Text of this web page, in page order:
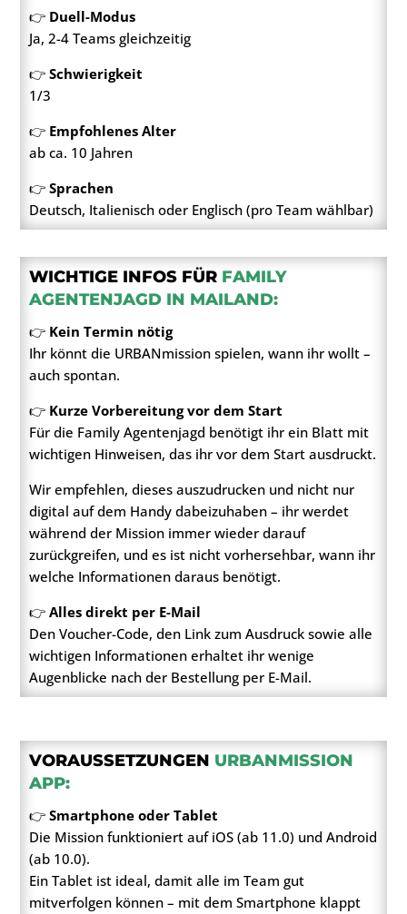
👉 Duell-Modus
Ja, 2-4 Teams gleichzeitig
👉 Schwierigkeit
1/3
👉 Empfohlenes Alter
ab ca. 10 Jahren
👉 Sprachen
Deutsch, Italienisch oder Englisch (pro Team wählbar)
WICHTIGE INFOS FÜR FAMILY
AGENTENJAGD IN MAILAND:
👉 Kein Termin nötig
Ihr könnt die URBANmission spielen, wann ihr wollt –
auch spontan.
👉 Kurze Vorbereitung vor dem Start
Für die Family Agentenjagd benötigt ihr ein Blatt mit
wichtigen Hinweisen, das ihr vor dem Start ausdruckt.
Wir empfehlen, dieses auszudrucken und nicht nur
digital auf dem Handy dabeizuhaben – ihr werdet
während der Mission immer wieder darauf
zurückgreifen, und es ist nicht vorhersehbar, wann ihr
welche Informationen daraus benötigt.
👉 Alles direkt per E-Mail
Den Voucher-Code, den Link zum Ausdruck sowie alle
wichtigen Informationen erhaltet ihr wenige
Augenblicke nach der Bestellung per E-Mail.
VORAUSSETZUNGEN URBANMISSION
APP:
👉 Smartphone oder Tablet
Die Mission funktioniert auf iOS (ab 11.0) und Android
(ab 10.0).
Ein Tablet ist ideal, damit alle im Team gut
mitverfolgen können – mit dem Smartphone klappt